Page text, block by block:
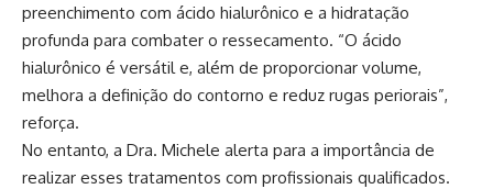
preenchimento com ácido hialurônico e a hidratação
profunda para combater o ressecamento. “O ácido
hialurônico é versátil e, além de proporcionar volume,
melhora a definição do contorno e reduz rugas periorais”,
reforça.
No entanto, a Dra. Michele alerta para a importância de
realizar esses tratamentos com profissionais qualificados.